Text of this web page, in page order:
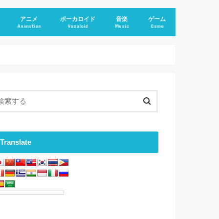
アニメ
Animation
ボーカロイド
Vocaloid
音楽
Music
ゲーム
Game
Translate